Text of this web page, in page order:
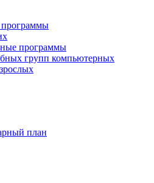
программы
групп компьютерных
план